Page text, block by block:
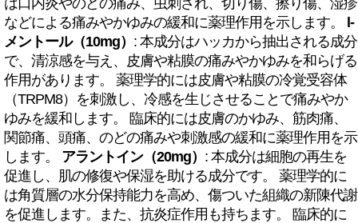
は口内炎やのどの痛み、虫刺され、切り傷、擦り傷、湿疹
などによる痛みやかゆみの緩和に薬理作用を示します。
l-
メントール（10mg） : 本成分はハッカから抽出される成分
で、清涼感を与え、皮膚や粘膜の痛みやかゆみを和らげる
作用があります。 薬理学的には皮膚や粘膜の冷覚受容体
（TRPM8）を刺激し、冷感を生じさせることで痛みやか
ゆみを緩和します。 臨床的には皮膚のかゆみ、筋肉痛、
関節痛、頭痛、のどの痛みや刺激感の緩和に薬理作用を示
します。 アラントイン（20mg） : 本成分は細胞の再生を
促進し、肌の修復や保湿を助ける成分です。 薬理学的に
は角質層の水分保持能力を高め、傷ついた組織の新陳代謝
を促進します。また、抗炎症作用も持ちます。 臨床的に